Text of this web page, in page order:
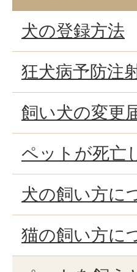
犬の登録方法
狂犬病予防注
飼い犬の変更
ペットが死亡
犬の飼い方に
猫の飼い方に